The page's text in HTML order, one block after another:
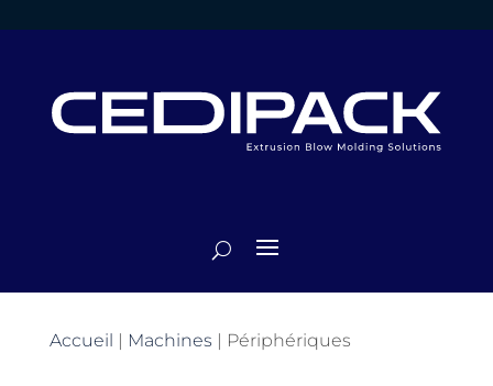
Accueil | Machines | Périphériques